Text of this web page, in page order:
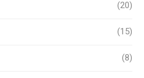
(20)
(15)
(8)